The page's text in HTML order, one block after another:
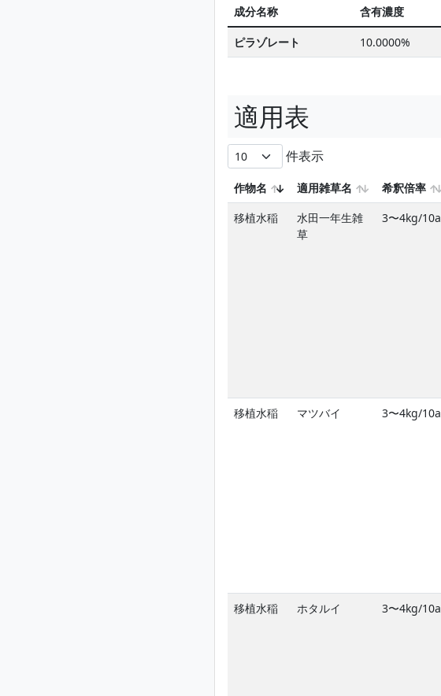
成分名称 含有濃度
ピラゾレート 10.0000%
適用表
件表示
作物名 適用雑草名 希釈倍率
移植水稲
水田一年生雑
草
3〜4kg/10a
移植水稲 マツバイ 3〜4kg/10a
移植水稲 ホタルイ 3〜4kg/10a